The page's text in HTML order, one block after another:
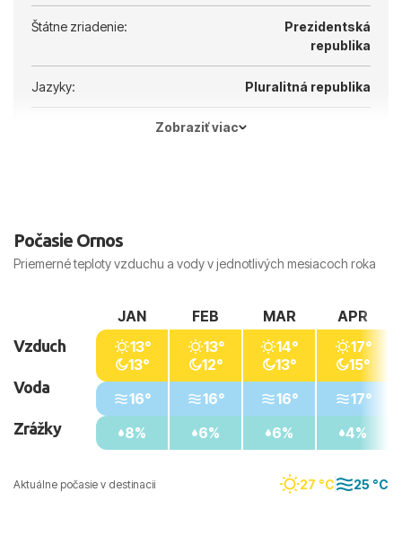
Štátne zriadenie:
Prezidentská
republika
Jazyky: Pluralitná republika
Zobraziť viac
Počasie Ornos
Priemerné teploty vzduchu a vody v jednotlivých mesiacoch roka
Aktuálne počasie v destinacii 27 °C 25 °C
Vzduch
Voda
Zrážky
JAN
13°
13°
16°
8%
FEB
13°
12°
16°
6%
MAR
14°
13°
16°
6%
APR
17°
15°
17°
4%